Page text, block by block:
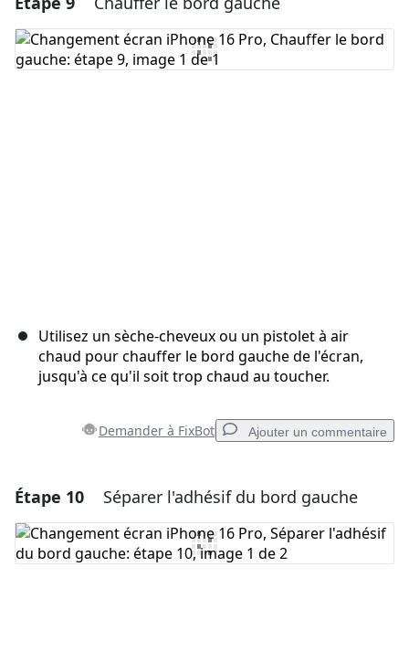
Ajouter un commentaire
Utilisez un sèche-cheveux ou un pistolet à air
chaud pour chauffer le bord gauche de l'écran,
jusqu'à ce qu'il soit trop chaud au toucher.
Demander à FixBot Ajouter un commentaire
Ajouter un commentaire
Ajouter un commentaire
Étape 10 Séparer l'adhésif du bord gauche